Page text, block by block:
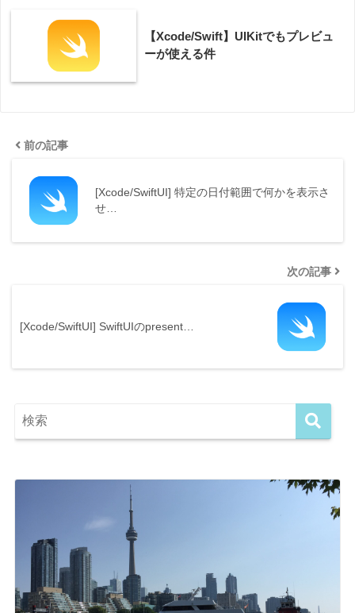
【Xcode/Swift】UIKitでもプレビュ
ーが使える件
前の記事
[Xcode/SwiftUI] 特定の日付範囲で何かを表示さ
せ…
次の記事
[Xcode/SwiftUI] SwiftUIのpresent…